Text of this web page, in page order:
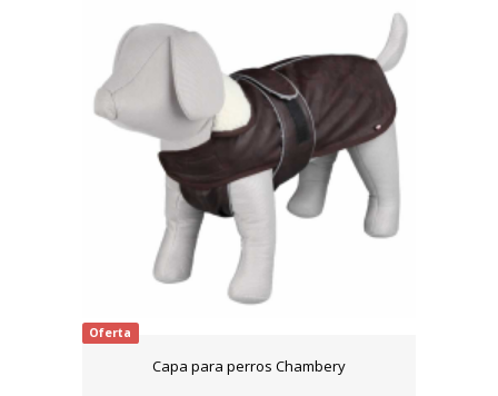
Oferta
Capa para perros Chambery